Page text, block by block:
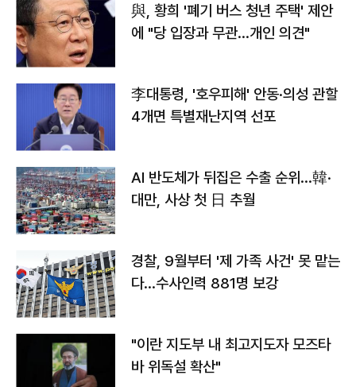
與, 황희 '폐기 버스 청년 주택' 제안
에 "당 입장과 무관…개인 의견"
李대통령, '호우피해' 안동·의성 관할
4개면 특별재난지역 선포
AI 반도체가 뒤집은 수출 순위…韓·
대만, 사상 첫 日 추월
경찰, 9월부터 '제 가족 사건' 못 맡는
다…수사인력 881명 보강
"이란 지도부 내 최고지도자 모즈타
바 위독설 확산"